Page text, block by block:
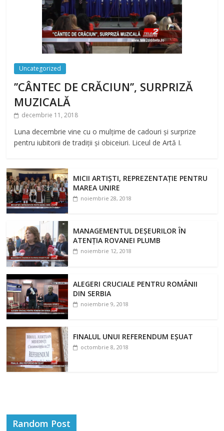
Uncategorized
’’CÂNTEC DE CRĂCIUN’’, SURPRIZĂ
MUZICALĂ
decembrie 11, 2018
Luna decembrie vine cu o mulțime de cadouri și surprize
pentru iubitorii de tradiții și obiceiuri. Liceul de Artă I.
MICII ARTIȘTI, REPREZENTAȚIE PENTRU
MAREA UNIRE
noiembrie 28, 2018
MANAGEMENTUL DEȘEURILOR ÎN
ATENȚIA ROVANEI PLUMB
noiembrie 12, 2018
ALEGERI CRUCIALE PENTRU ROMÂNII
DIN SERBIA
noiembrie 9, 2018
FINALUL UNUI REFERENDUM EȘUAT
octombrie 8, 2018
Random Post